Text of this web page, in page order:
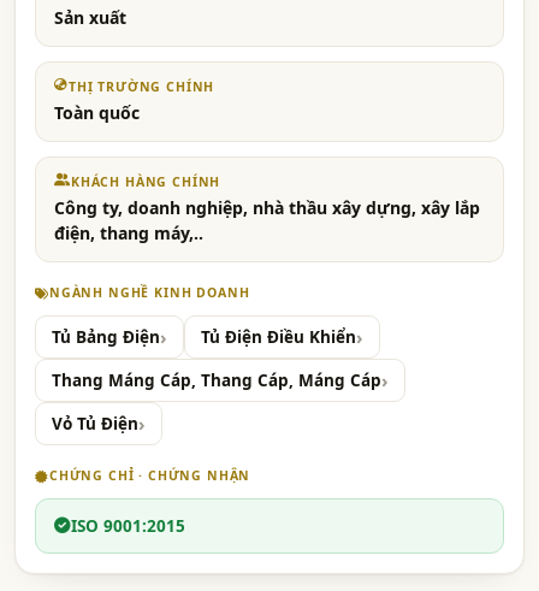
Sản xuất
THỊ TRƯỜNG CHÍNH
Toàn quốc
KHÁCH HÀNG CHÍNH
Công ty, doanh nghiệp, nhà thầu xây dựng, xây lắp
điện, thang máy,..
NGÀNH NGHỀ KINH DOANH
Tủ Bảng Điện
Tủ Điện Điều Khiển
Thang Máng Cáp, Thang Cáp, Máng Cáp
Vỏ Tủ Điện
CHỨNG CHỈ · CHỨNG NHẬN
ISO 9001:2015